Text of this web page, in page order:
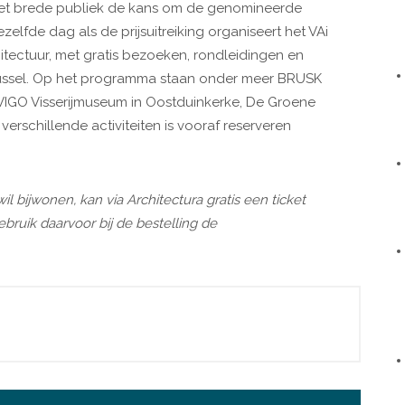
brede publiek de kans om de genomineerde
dag als de prijsuitreiking organiseert het VAi
met gratis bezoeken, rondleidingen en
Op het programma staan onder meer BRUSK
Visserijmuseum in Oostduinkerke, De Groene
activiteiten is vooraf reserveren
bijwonen, kan via Architectura gratis een ticket
daarvoor bij de bestelling de